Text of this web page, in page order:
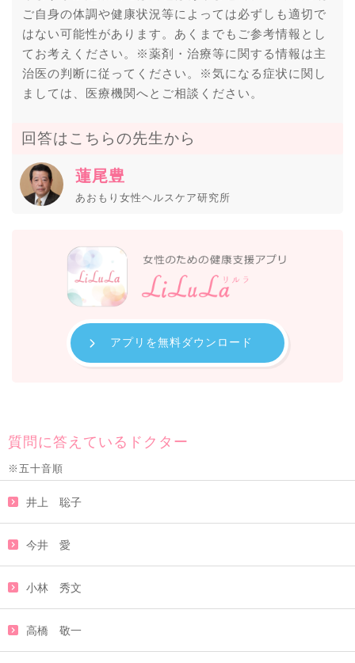
ご自身の体調や健康状況等によっては必ずしも適切で
はない可能性があります。あくまでもご参考情報とし
てお考えください。※薬剤・治療等に関する情報は主
治医の判断に従ってください。※気になる症状に関し
ましては、医療機関へとご相談ください。
回答はこちらの先生から
蓮尾豊
あおもり女性ヘルスケア研究所
アプリを無料ダウンロード
質問に答えているドクター
※五十音順
井上 聡子
今井 愛
小林 秀文
高橋 敬一